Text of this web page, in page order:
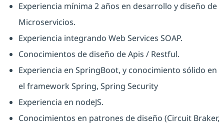
Experiencia mínima 2 años en desarrollo y diseño de
Microservicios.
Experiencia integrando Web Services SOAP.
Conocimientos de diseño de Apis / Restful.
Experiencia en SpringBoot, y conocimiento sólido en
el framework Spring, Spring Security
Experiencia en nodeJS.
Conocimientos en patrones de diseño (Circuit Braker,